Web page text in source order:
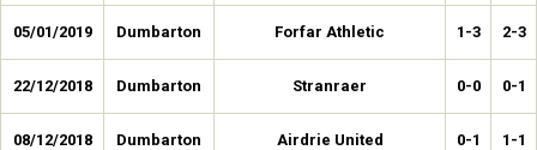
05/01/2019 Dumbarton Forfar Athletic 1-3 2-3
22/12/2018 Dumbarton Stranraer 0-0 0-1
08/12/2018 Dumbarton Airdrie United 0-1 1-1